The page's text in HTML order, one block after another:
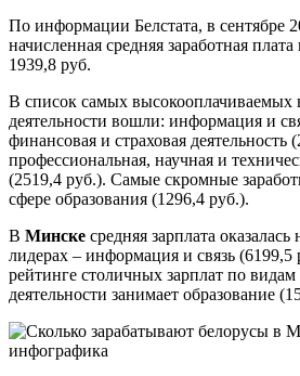
По информации Белстата, в сентябре
начисленная средняя заработная плата
1939,8 руб.
В список самых высокооплачиваемых
деятельности вошли: информация и
финансовая и страховая деятельность
профессиональная, научная и
(2519,4 руб.). Самые скромные
сфере образования (1296,4 руб.).
В Минске средняя зарплата
лидерах – информация и связь (6199,5
рейтинге столичных зарплат по
деятельности занимает образование